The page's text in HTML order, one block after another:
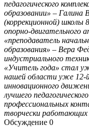
педагогического
образовании» – Галина
(коррекционной) школы
опорно-двигательного
«преподаватель
образования» – Вера
индустриального
«Учитель года» стал
нашей области уже 12-
инновационного
лучшего
профессиональных
творчески работающих
Обсуждение 0